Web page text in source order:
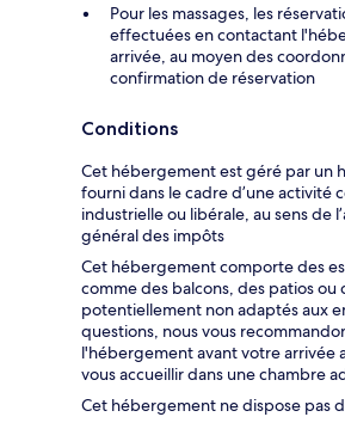
Pour les massages, les
effectuées en contactant
arrivée, au moyen des
confirmation de réservation
Conditions
Cet hébergement est géré par un
fourni dans le cadre d’une activité
industrielle ou libérale, au sens de
général des impôts
Cet hébergement comporte des
comme des balcons, des patios ou
potentiellement non adaptés aux
questions, nous vous
l'hébergement avant votre arrivée
vous accueillir dans une chambre
Cet hébergement ne dispose pas